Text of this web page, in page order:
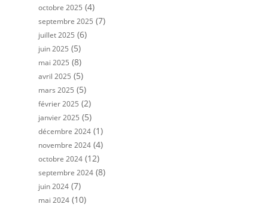
octobre 2025 (4)
septembre 2025 (7)
juillet 2025 (6)
juin 2025 (5)
mai 2025 (8)
avril 2025 (5)
mars 2025 (5)
février 2025 (2)
janvier 2025 (5)
décembre 2024 (1)
novembre 2024 (4)
octobre 2024 (12)
septembre 2024 (8)
juin 2024 (7)
mai 2024 (10)